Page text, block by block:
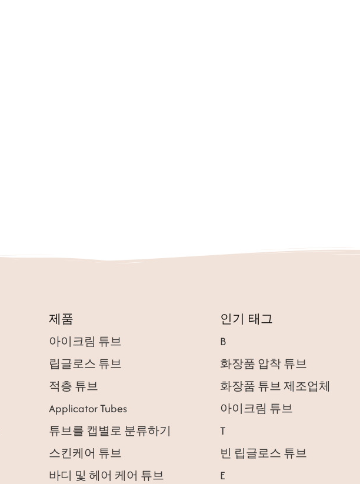
제품
아이크림 튜브
립글로스 튜브
적층 튜브
Applicator Tubes
튜브를 캡별로 분류하기
스킨케어 튜브
바디 및 헤어 케어 튜브
인기 태그
B
화장품 압착 튜브
화장품 튜브 제조업체
아이크림 튜브
T
빈 립글로스 튜브
E